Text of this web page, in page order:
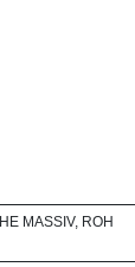
MASSIV, ROH